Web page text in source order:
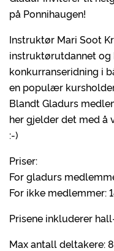
på Ponnihaugen!
Instruktør Mari Soot
instruktørutdannet og
konkurranseridning i
en populær
Blandt Gladurs
her gjelder det med å
:-)
Priser:
For gladurs
For ikke medlemmer:
Prisene inkluderer
Max antall deltakere: 8